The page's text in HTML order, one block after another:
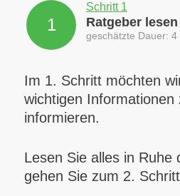
1
Schritt 1
Ratgeber lesen
geschätzte Dauer: 4
Im 1. Schritt möchten
wichtigen
informieren.
Lesen Sie alles in Ruhe
gehen Sie zum 2.